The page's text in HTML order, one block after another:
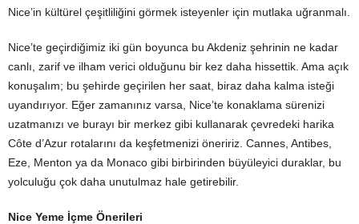
Nice’in kültürel çeşitliliğini görmek isteyenler için mutlaka uğranmalı.
Nice’te geçirdiğimiz iki gün boyunca bu Akdeniz şehrinin ne kadar
canlı, zarif ve ilham verici olduğunu bir kez daha hissettik. Ama açık
konuşalım; bu şehirde geçirilen her saat, biraz daha kalma isteği
uyandırıyor. Eğer zamanınız varsa, Nice’te konaklama sürenizi
uzatmanızı ve burayı bir merkez gibi kullanarak çevredeki harika
Côte d’Azur rotalarını da keşfetmenizi öneririz. Cannes, Antibes,
Eze, Menton ya da Monaco gibi birbirinden büyüleyici duraklar, bu
yolculuğu çok daha unutulmaz hale getirebilir.
Nice Yeme İçme Önerileri